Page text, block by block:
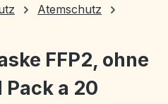
Atemschutz
FFP2, ohne
a 20